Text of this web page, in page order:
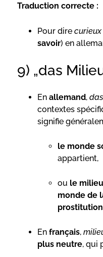
Traduction correcte :
Pour dire curieux
savoir) en
9) „das
En allemand,
contextes
signifie
le monde
appartient,
ou le
monde de
En français,
plus neutre, qui